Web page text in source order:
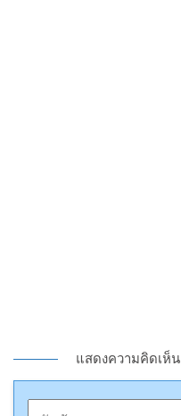
แสดงความคิดเห็น